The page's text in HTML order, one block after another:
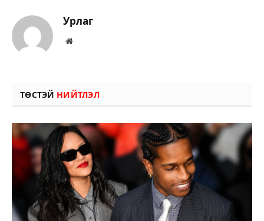
Урлаг
Вэбсайт
ТӨСТЭЙ НИЙТЛЭЛ